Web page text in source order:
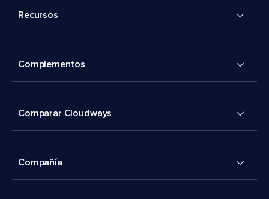
Recursos
Complementos
Comparar Cloudways
Compañía